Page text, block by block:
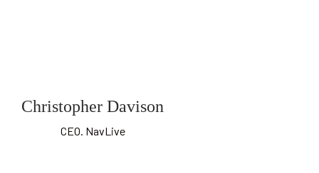
Christopher Davison
CEO. NavLive